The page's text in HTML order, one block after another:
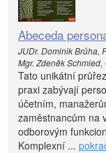
Abeceda
JUDr. Dominik Brůha,
Mgr. Zdeněk Schmied,
Tato unikátní
praxi zabývají
účetním,
zaměstnancům na
odborovým
Komplexní ...